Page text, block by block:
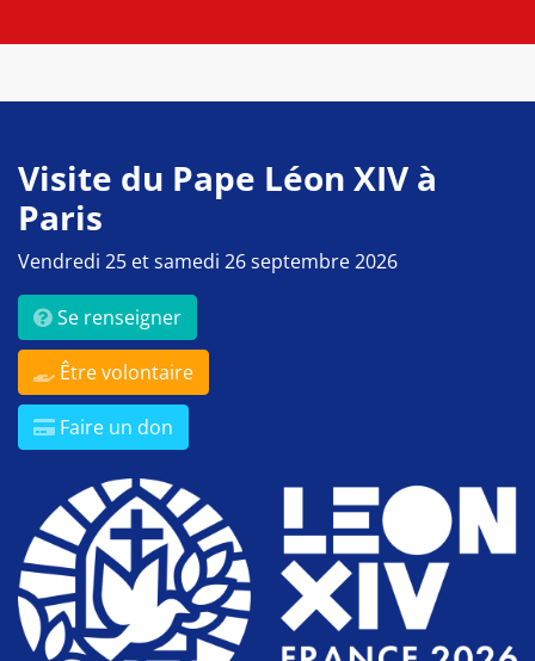
Visite du Pape Léon XIV à
Paris
Vendredi 25 et samedi 26 septembre 2026
Se renseigner
Être volontaire
Faire un don